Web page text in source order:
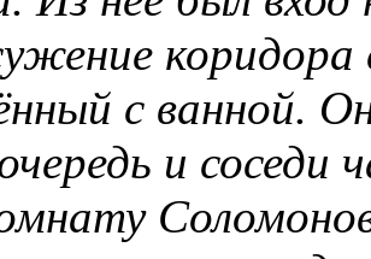
коридора
с ванной.
и соседи